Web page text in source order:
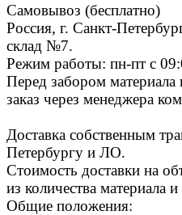
Самовывоз (бесплатно)
Россия, г. Санкт-
склад №7.
Режим работы: пн-пт с
Перед забором
заказ через менеджера
Доставка собственным
Петербургу и ЛО.
Стоимость доставки на
из количества материала
Общие положения: